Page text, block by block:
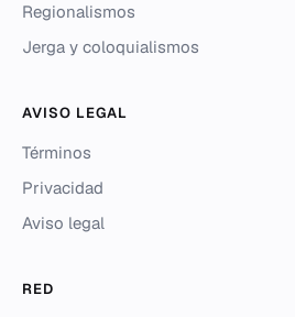
Regionalismos
Jerga y coloquialismos
AVISO LEGAL
Términos
Privacidad
Aviso legal
RED